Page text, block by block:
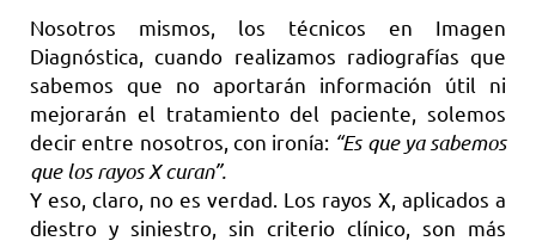
Nosotros mismos, los técnicos en Imagen
Diagnóstica, cuando realizamos radiografías que
sabemos que no aportarán información útil ni
mejorarán el tratamiento del paciente, solemos
decir entre nosotros, con ironía: “Es que ya sabemos
que los rayos X curan”.
Y eso, claro, no es verdad. Los rayos X, aplicados a
diestro y siniestro, sin criterio clínico, son más